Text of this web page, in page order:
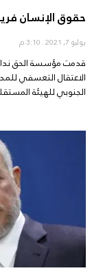
حقوق الإنسان
يوليو 7, 2021
قدمت مؤسسة الحق نداءً
الاعتقال التعسفي
الجنوبي للهيئة